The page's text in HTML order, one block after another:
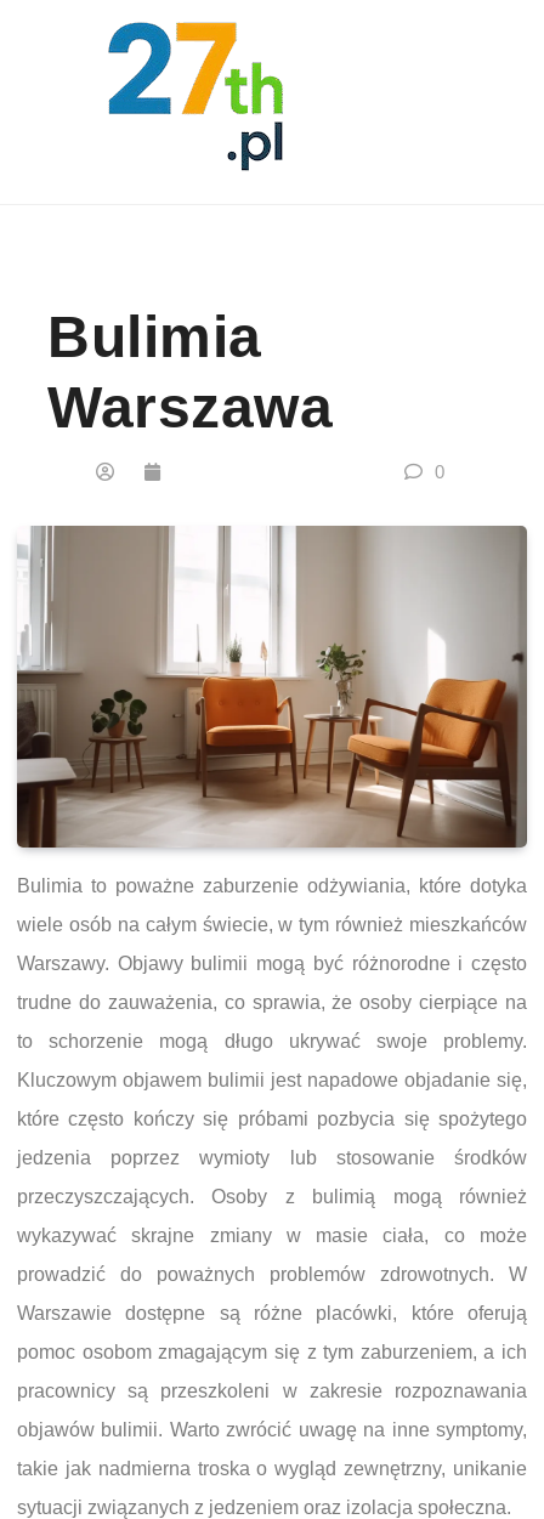
Bulimia
Warszawa
0
Bulimia to poważne zaburzenie odżywiania, które dotyka
wiele osób na całym świecie, w tym również mieszkańców
Warszawy. Objawy bulimii mogą być różnorodne i często
trudne do zauważenia, co sprawia, że osoby cierpiące na
to schorzenie mogą długo ukrywać swoje problemy.
Kluczowym objawem bulimii jest napadowe objadanie się,
które często kończy się próbami pozbycia się spożytego
jedzenia poprzez wymioty lub stosowanie środków
przeczyszczających. Osoby z bulimią mogą również
wykazywać skrajne zmiany w masie ciała, co może
prowadzić do poważnych problemów zdrowotnych. W
Warszawie dostępne są różne placówki, które oferują
pomoc osobom zmagającym się z tym zaburzeniem, a ich
pracownicy są przeszkoleni w zakresie rozpoznawania
objawów bulimii. Warto zwrócić uwagę na inne symptomy,
takie jak nadmierna troska o wygląd zewnętrzny, unikanie
sytuacji związanych z jedzeniem oraz izolacja społeczna.